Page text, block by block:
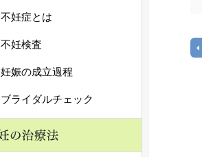
不妊症とは
不妊検査
妊娠の成立過程
ブライダルチェック